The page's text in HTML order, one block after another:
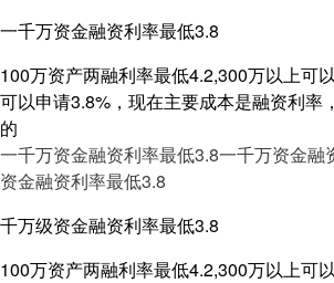
一千万资金融资利率最低3.8
100万资产两融利率最低4.2,300万以上可
可以申请3.8%，现在主要成本是融资利率
的
一千万资金融资利率最低3.8一千万资金融
资金融资利率最低3.8
千万级资金融资利率最低3.8
100万资产两融利率最低4.2,300万以上可